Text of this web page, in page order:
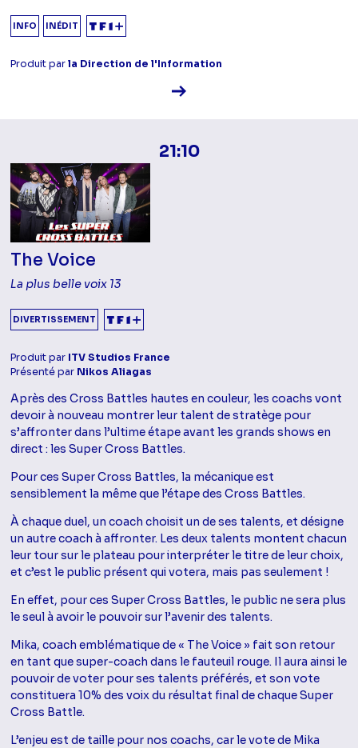
INFO INÉDIT
Produit parla Direction de l'Information
Voir la fiche diffusion
21:10
The Voice
La plus belle voix 13
DIVERTISSEMENT
Produit par ITV Studios France
Présenté par Nikos Aliagas
Après des Cross Battles hautes en couleur, les coachs vont
devoir à nouveau montrer leur talent de stratège pour
s’affronter dans l’ultime étape avant les grands shows en
direct : les Super Cross Battles.
Pour ces Super Cross Battles, la mécanique est
sensiblement la même que l’étape des Cross Battles.
À chaque duel, un coach choisit un de ses talents, et désigne
un autre coach à affronter. Les deux talents montent chacun
leur tour sur le plateau pour interpréter le titre de leur choix,
et c’est le public présent qui votera, mais pas seulement !
En effet, pour ces Super Cross Battles, le public ne sera plus
le seul à avoir le pouvoir sur l’avenir des talents.
Mika, coach emblématique de « The Voice » fait son retour
en tant que super-coach dans le fauteuil rouge. Il aura ainsi le
pouvoir de voter pour ses talents préférés, et son vote
constituera 10% des voix du résultat final de chaque Super
Cross Battle.
L’enjeu est de taille pour nos coachs, car le vote de Mika